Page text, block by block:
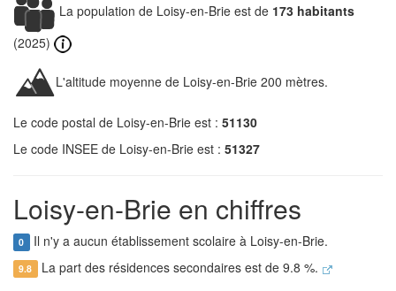
La population de Loisy-en-Brie est de 173 habitants
(2025)
L'altitude moyenne de Loisy-en-Brie 200 mètres.
Le code postal de Loisy-en-Brie est : 51130
Le code INSEE de Loisy-en-Brie est : 51327
Loisy-en-Brie en chiffres
0 Il n'y a aucun établissement scolaire à Loisy-en-Brie.
9.8 La part des résidences secondaires est de 9.8 %.